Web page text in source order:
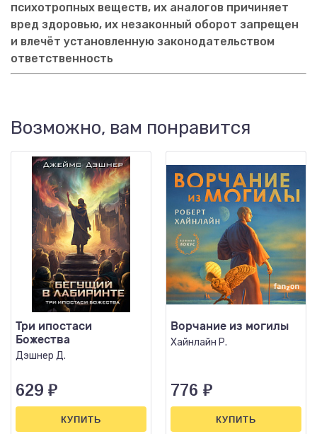
психотропных веществ, их аналогов причиняет
вред здоровью, их незаконный оборот запрещен
и влечёт установленную законодательством
ответственность
Возможно, вам понравится
Три ипостаси
Божества
Дэшнер Д.
629 ₽
КУПИТЬ
Ворчание из могилы
Хайнлайн Р.
776 ₽
КУПИТЬ